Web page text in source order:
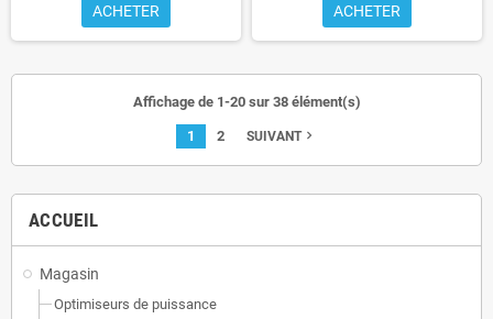
ACCUEIL
Magasin
Optimiseurs de puissance
ACHETER ACHETER
Affichage de 1-20 sur 38 élément(s)
1 2 SUIVANTnavigate_next